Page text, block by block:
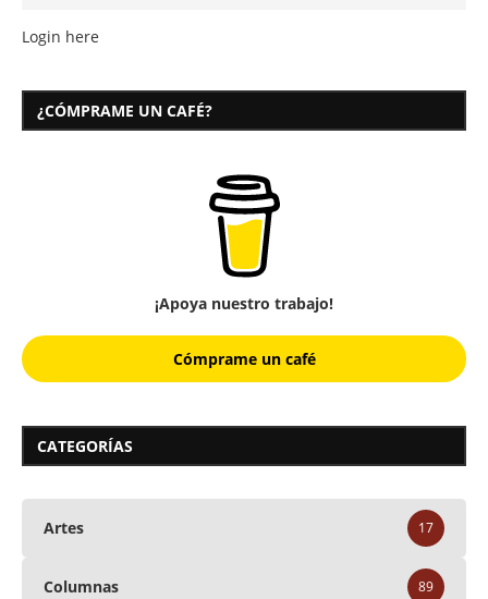
Login here
¿CÓMPRAME UN CAFÉ?
¡Apoya nuestro trabajo!
Cómprame un café
CATEGORÍAS
Artes 17
Columnas 89